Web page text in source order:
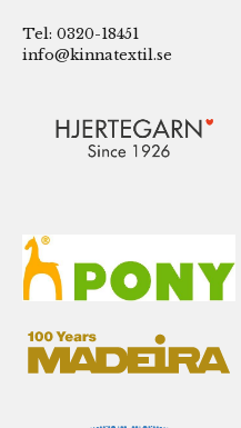
Tel: 0320-18451
info@kinnatextil.se